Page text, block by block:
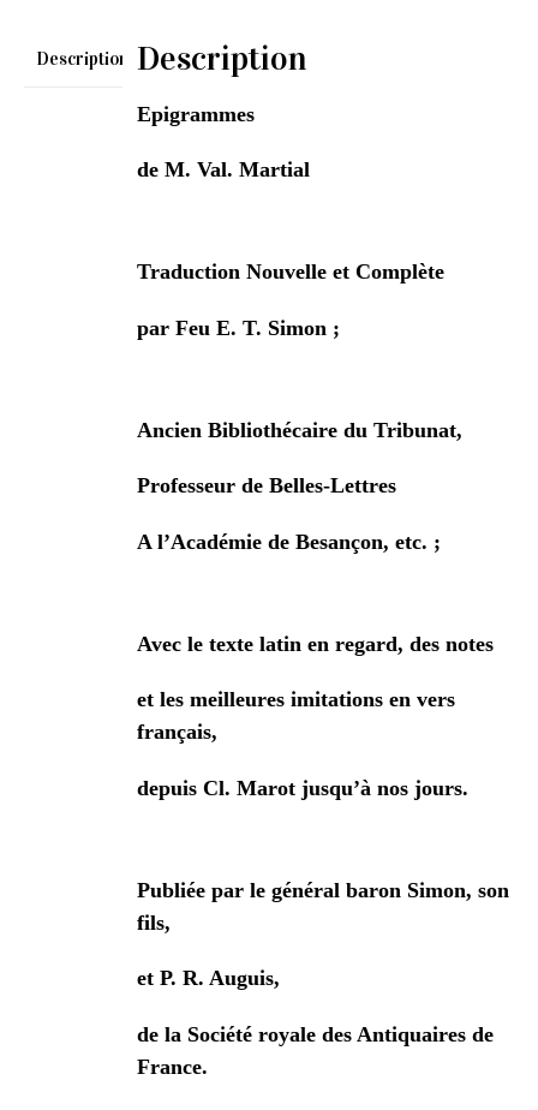
Description Description
Epigrammes
de M. Val. Martial
Traduction Nouvelle et Complète
par Feu E. T. Simon ;
Ancien Bibliothécaire du Tribunat,
Professeur de Belles-Lettres
A l’Académie de Besançon, etc. ;
Avec le texte latin en regard, des notes
et les meilleures imitations en vers
français,
depuis Cl. Marot jusqu’à nos jours.
Publiée par le général baron Simon, son
fils,
et P. R. Auguis,
de la Société royale des Antiquaires de
France.